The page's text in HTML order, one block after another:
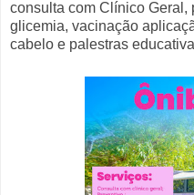
consulta com Clínico Geral,
glicemia, vacinação
cabelo e palestras